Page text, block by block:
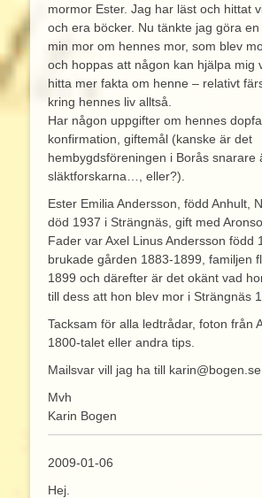
mormor Ester. Jag har läst och hittat
och era böcker. Nu tänkte jag göra
min mor om hennes mor, som blev
och hoppas att någon kan hjälpa mig
hitta mer fakta om henne – relativt
kring hennes liv alltså.
Har någon uppgifter om hennes
konfirmation, giftemål (kanske är det
hembygdsföreningen i Borås snarare
släktforskarna…, eller?).
Ester Emilia Andersson, född Anhult,
död 1937 i Strängnäs, gift med
Fader var Axel Linus Andersson född
brukade gården 1883-1899, familjen
1899 och därefter är det okänt vad
till dess att hon blev mor i Strängnäs
Tacksam för alla ledtrådar, foton från
1800-talet eller andra tips.
Mailsvar vill jag ha till karin@bogen.se
Mvh
Karin Bogen
2009-01-06
Hej.